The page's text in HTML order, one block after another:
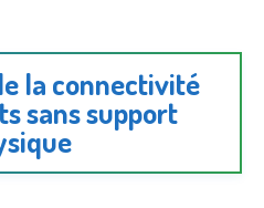
la connectivité
sans support